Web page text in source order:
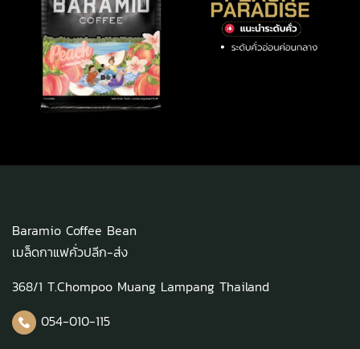
Baramio Coffee Bean
เมล็ดกาแฟคั่วปลีก-ส่ง
368/1 T.Chompoo Muang Lampang Thailand
054-010-115